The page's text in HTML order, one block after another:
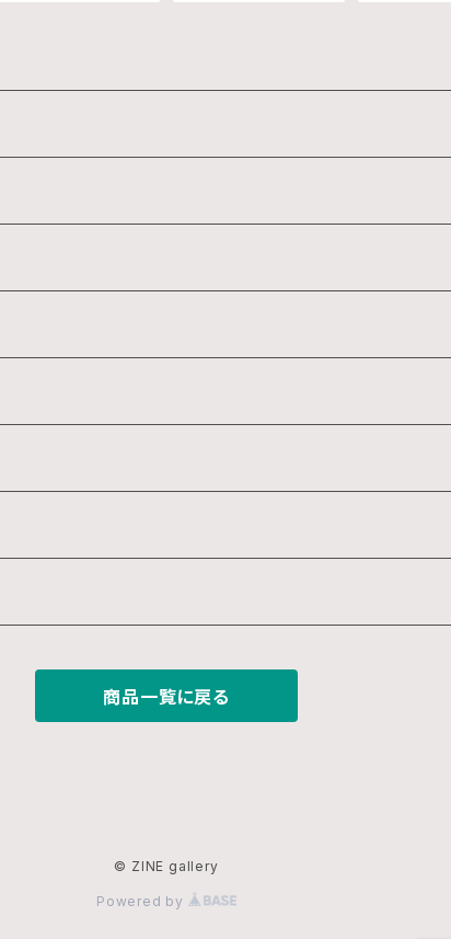
商品一覧に戻る
© ZINE gallery
Powered by